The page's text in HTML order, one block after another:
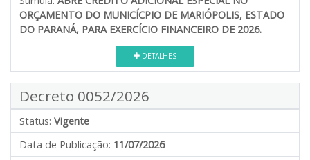
ORÇAMENTO DO MUNICÍCPIO DE MARIÓPOLIS, ESTADO
DO PARANÁ, PARA EXERCÍCIO FINANCEIRO DE 2026.
DETALHES
Decreto 0052/2026
Status: Vigente
Data de Publicação: 11/07/2026